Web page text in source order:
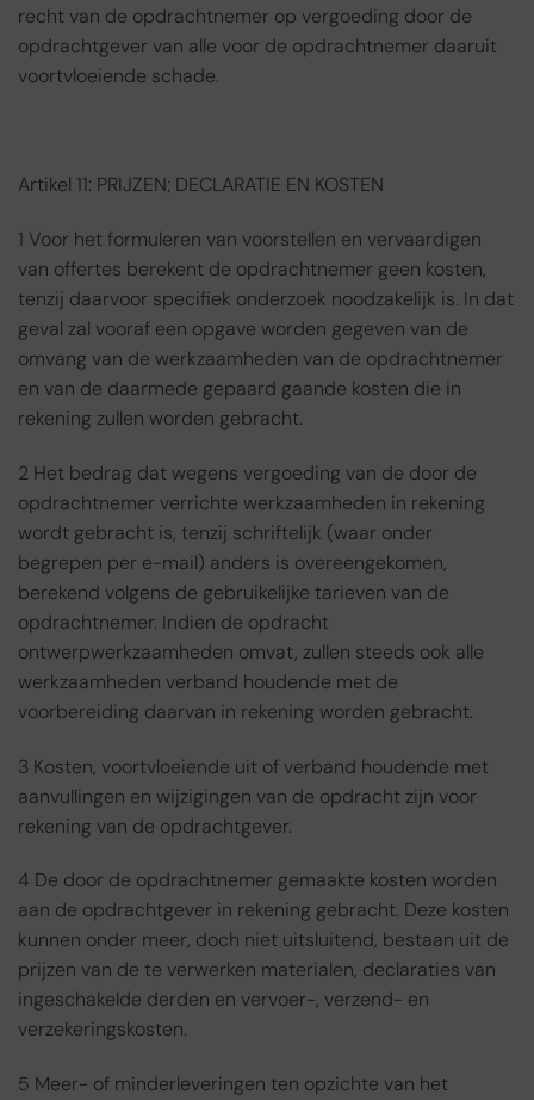
recht van de opdrachtnemer op vergoeding door de
opdrachtgever van alle voor de opdrachtnemer daaruit
voortvloeiende schade.
Artikel 11: PRIJZEN; DECLARATIE EN KOSTEN
1 Voor het formuleren van voorstellen en vervaardigen
van offertes berekent de opdrachtnemer geen kosten,
tenzij daarvoor specifiek onderzoek noodzakelijk is. In dat
geval zal vooraf een opgave worden gegeven van de
omvang van de werkzaamheden van de opdrachtnemer
en van de daarmede gepaard gaande kosten die in
rekening zullen worden gebracht.
2 Het bedrag dat wegens vergoeding van de door de
opdrachtnemer verrichte werkzaamheden in rekening
wordt gebracht is, tenzij schriftelijk (waar onder
begrepen per e-mail) anders is overeengekomen,
berekend volgens de gebruikelijke tarieven van de
opdrachtnemer. Indien de opdracht
ontwerpwerkzaamheden omvat, zullen steeds ook alle
werkzaamheden verband houdende met de
voorbereiding daarvan in rekening worden gebracht.
3 Kosten, voortvloeiende uit of verband houdende met
aanvullingen en wijzigingen van de opdracht zijn voor
rekening van de opdrachtgever.
4 De door de opdrachtnemer gemaakte kosten worden
aan de opdrachtgever in rekening gebracht. Deze kosten
kunnen onder meer, doch niet uitsluitend, bestaan uit de
prijzen van de te verwerken materialen, declaraties van
ingeschakelde derden en vervoer-, verzend- en
verzekeringskosten.
5 Meer- of minderleveringen ten opzichte van het